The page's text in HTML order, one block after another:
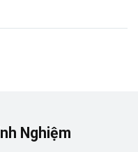
Nghiệm